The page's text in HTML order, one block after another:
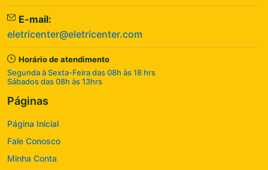
E-mail:
eletricenter@eletricenter.com
Horário de atendimento
Segunda à Sexta-Feira das 08h às 18 hrs
Sábados das 08h às 13hrs
Páginas
Página Inicial
Fale Conosco
Minha Conta